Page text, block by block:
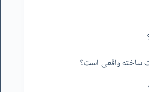
ساخته واقعی است؟